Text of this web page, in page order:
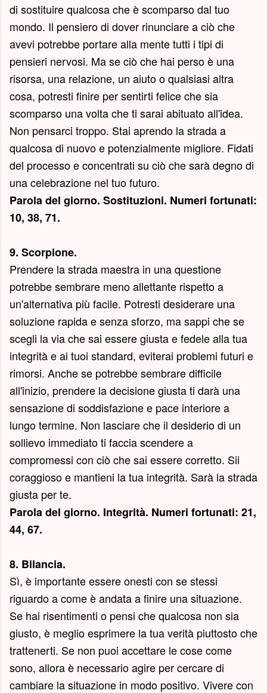
di sostituire qualcosa che è scomparso dal tuo
mondo. Il pensiero di dover rinunciare a ciò che
avevi potrebbe portare alla mente tutti i tipi di
pensieri nervosi. Ma se ciò che hai perso è una
risorsa, una relazione, un aiuto o qualsiasi altra
cosa, potresti finire per sentirti felice che sia
scomparso una volta che ti sarai abituato all'idea.
Non pensarci troppo. Stai aprendo la strada a
qualcosa di nuovo e potenzialmente migliore. Fidati
del processo e concentrati su ciò che sarà degno di
una celebrazione nel tuo futuro.
Parola del giorno. Sostituzioni. Numeri fortunati:
10, 38, 71.
9. Scorpione.
Prendere la strada maestra in una questione
potrebbe sembrare meno allettante rispetto a
un'alternativa più facile. Potresti desiderare una
soluzione rapida e senza sforzo, ma sappi che se
scegli la via che sai essere giusta e fedele alla tua
integrità e ai tuoi standard, eviterai problemi futuri e
rimorsi. Anche se potrebbe sembrare difficile
all'inizio, prendere la decisione giusta ti darà una
sensazione di soddisfazione e pace interiore a
lungo termine. Non lasciare che il desiderio di un
sollievo immediato ti faccia scendere a
compromessi con ciò che sai essere corretto. Sii
coraggioso e mantieni la tua integrità. Sarà la strada
giusta per te.
Parola del giorno. Integrità. Numeri fortunati: 21,
44, 67.
8. Bilancia.
Sì, è importante essere onesti con se stessi
riguardo a come è andata a finire una situazione.
Se hai risentimenti o pensi che qualcosa non sia
giusto, è meglio esprimere la tua verità piuttosto che
trattenerti. Se non puoi accettare le cose come
sono, allora è necessario agire per cercare di
cambiare la situazione in modo positivo. Vivere con